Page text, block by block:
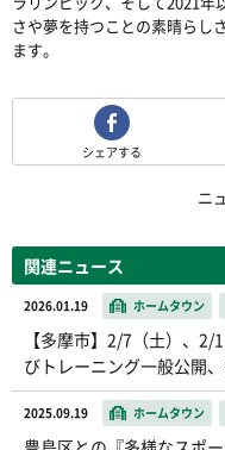
さや夢を持つことの素晴らし
ます。
シェアする
ニ
関連ニュース
2026.01.19 ホームタウン
【多摩市】2/7（土）、
びトレーニング一般公開
2025.09.19 ホームタウン